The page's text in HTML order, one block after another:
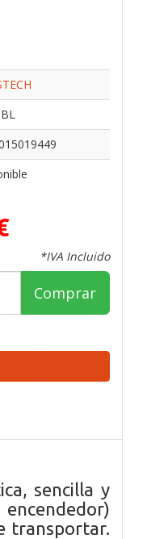
*IVA Incluido
Comprar
sencilla y
transportar.